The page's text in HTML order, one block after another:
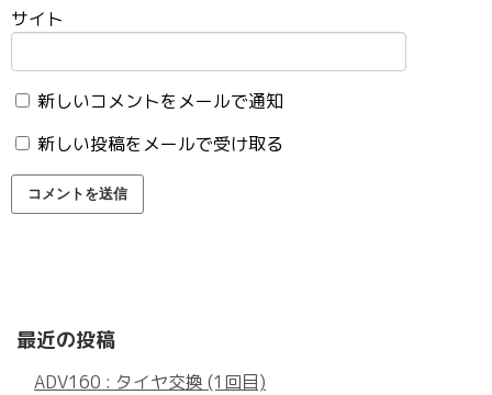
サイト
新しいコメントをメールで通知
新しい投稿をメールで受け取る
最近の投稿
ADV160 : タイヤ交換 (1回目)